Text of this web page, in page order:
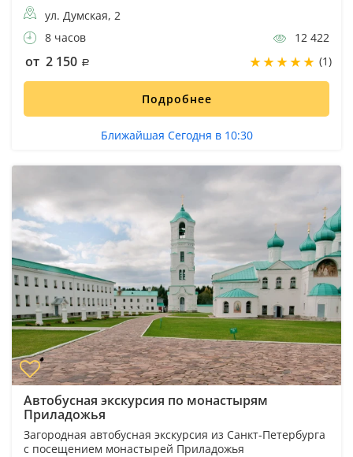
ул. Думская, 2
8 часов
12 422
от 2 150 (1)
Подробнее
Ближайшая Сегодня в 10:30
Автобусная экскурсия по монастырям
Приладожья
Загородная автобусная экскурсия из Санкт-Петербурга
с посещением монастырей Приладожья